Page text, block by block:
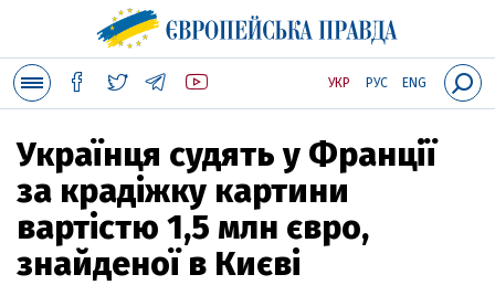
УКР РУС ENG
Українця судять у Франції
за крадіжку картини
вартістю 1,5 млн євро,
знайденої в Києві